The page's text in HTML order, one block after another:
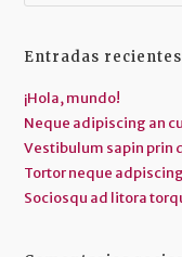
Entradas recientes
¡Hola, mundo!
Neque adipiscing an
Vestibulum sapin prin
Tortor neque
Sociosqu ad litora